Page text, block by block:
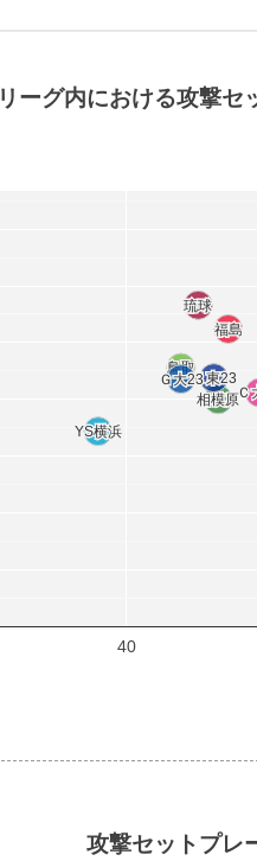
リーグ内における攻撃セ
福島
福島
YS横浜
YS横浜
相模原
相模原
鳥取
鳥取
琉球
琉球
Ｆ東23
Ｆ東23
Ｇ大23
Ｇ大23
Ｃ
Ｃ
40
攻撃セットプレ